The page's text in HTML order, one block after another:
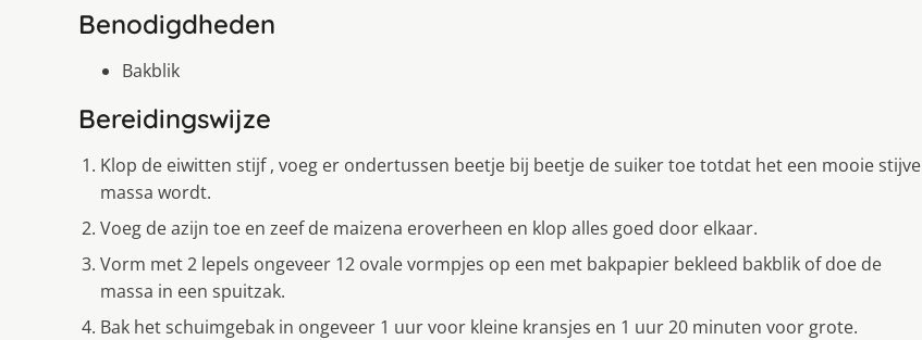
Benodigdheden
Bakblik
Bereidingswijze
Klop de eiwitten stijf , voeg er ondertussen beetje bij beetje de suiker toe totdat het een mooie stijve
massa wordt.
Voeg de azijn toe en zeef de maizena eroverheen en klop alles goed door elkaar.
Vorm met 2 lepels ongeveer 12 ovale vormpjes op een met bakpapier bekleed bakblik of doe de
massa in een spuitzak.
Bak het schuimgebak in ongeveer 1 uur voor kleine kransjes en 1 uur 20 minuten voor grote.